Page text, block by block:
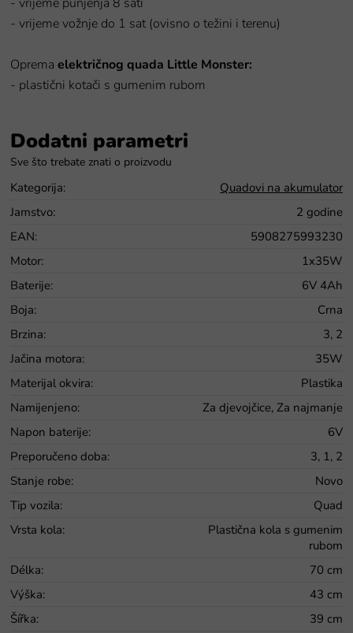
- vrijeme vožnje do 1 sat (ovisno o težini i terenu)
Oprema električnog quada Little Monster:
- plastični kotači s gumenim rubom
Dodatni parametri
Kategorija:
Quadovi na akumulator
Jamstvo:
2 godine
EAN:
5908275993230
Motor:
1x35W
Baterije:
6V 4Ah
Boja:
Crna
Brzina:
3, 2
Jačina motora:
35W
Materijal okvira:
Plastika
Namijenjeno:
Za djevojčice, Za najmanje
Napon baterije:
6V
Preporučeno doba:
3, 1, 2
Stanje robe:
Novo
Tip vozila:
Quad
Vrsta kola:
Plastična kola s gumenim
rubom
Délka:
70 cm
Výška:
43 cm
Šířka:
39 cm